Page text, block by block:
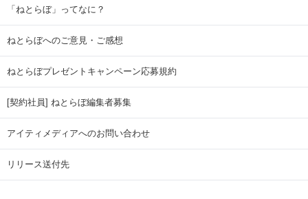
「ねとらぼ」ってなに？
ねとらぼへのご意見・ご感想
ねとらぼプレゼントキャンペーン応募規約
[契約社員] ねとらぼ編集者募集
アイティメディアへのお問い合わせ
リリース送付先